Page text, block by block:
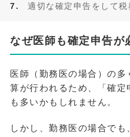
適切な確定申告をして
なぜ医師も確定申告が
医師（勤務医の場合）の
算が行われるため、「確
も多いかもしれません。
しかし、勤務医の場合で